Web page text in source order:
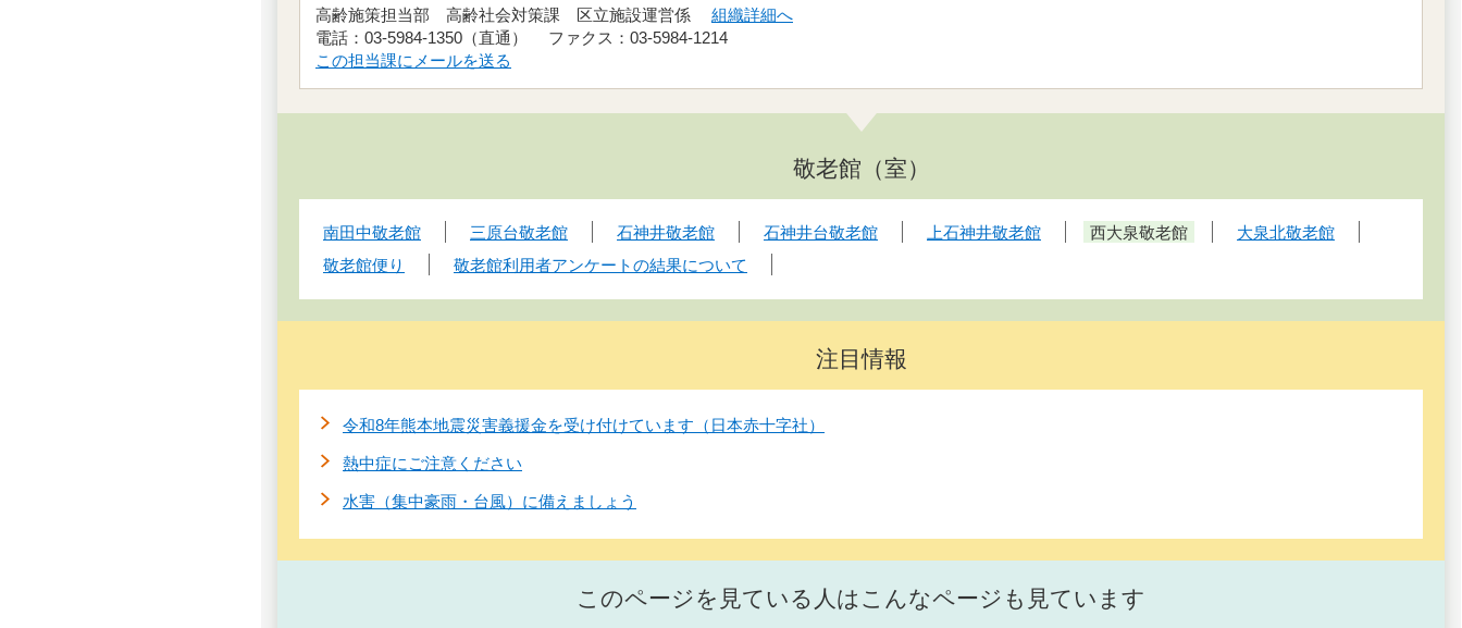
高齢施策担当部 高齢社会対策課 区立施設運営係 組織詳細へ
電話：03-5984-1350（直通） ファクス：03-5984-1214
この担当課にメールを送る
敬老館（室）
南田中敬老館 三原台敬老館 石神井敬老館 石神井台敬老館 上石神井敬老館 西大泉敬老館
大泉北敬老館
敬老館便り
敬老館利用者アンケートの結果について
注目情報
令和8年熊本地震災害義援金を受け付けています（日本赤十字社）
熱中症にご注意ください
水害（集中豪雨・台風）に備えましょう
このページを見ている人はこんなページも見ています